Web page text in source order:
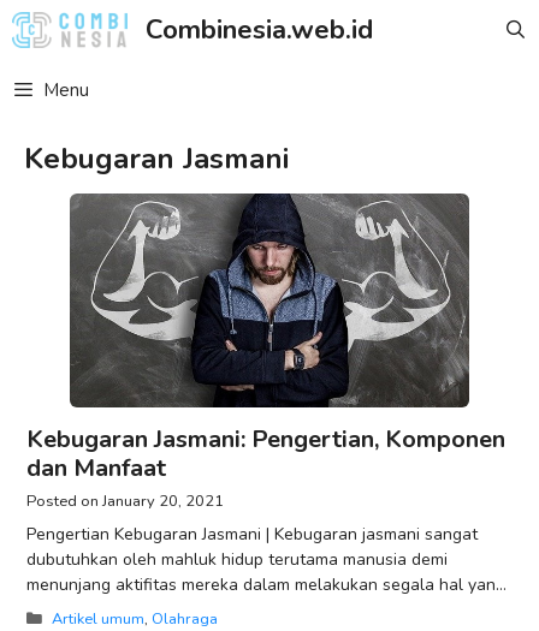
Skip
to
Combinesia.web.id
Menu
Kebugaran Jasmani
Kebugaran Jasmani: Pengertian, Komponen
dan Manfaat
January 20, 2021
Pengertian Kebugaran Jasmani | Kebugaran jasmani sangat
dubutuhkan oleh mahluk hidup terutama manusia demi
menunjang aktifitas mereka dalam melakukan segala hal yang
berkaitan langsung dengan komponen dalam kebugaran
Categories
Artikel umum, Olahraga